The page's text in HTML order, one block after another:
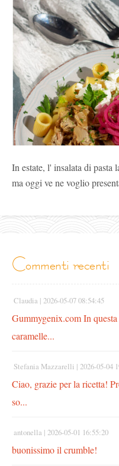
In estate, l' insalata di pasta
ma oggi ve ne voglio
commenti recenti
Claudia | 2026-05-07 08:54:45
Gummygenix.com In
caramelle...
Stefania Mazzarelli | 2026-05-04
Ciao, grazie per la ricetta!
so...
antonella | 2026-05-01 16:55:20
buonissimo il crumble!